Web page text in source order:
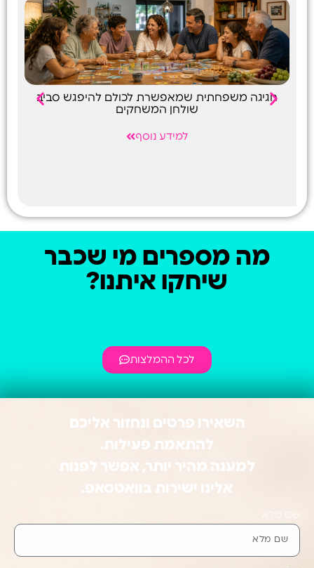
חגיגה משפחתית שמאפשרת לכולם להיפגש סביב
שולחן המשחקים
למידע נוסף
מה מספרים מי שכבר
שיחקו איתנו?
לכל ההמלצות
השאירו פרטים ונחזור אליכם
להתאמת פעילות.
למענה מהיר יותר, אפשר לפנות
אלינו ישירות בוואטסאפ.